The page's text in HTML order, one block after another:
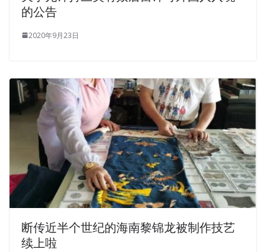
的公告
2020年9月23日
断传近半个世纪的海南黎锦龙被制作技艺
续上啦